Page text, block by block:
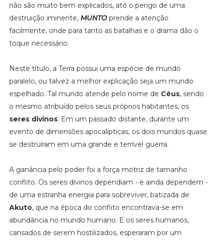
não são muito bem explicados, até o perigo de uma
destruição iminente, MUNTOprende a atenção
facilmente, onde para tanto as batalhas e o drama dão o
toque necessário.
Neste título, a Terra possui uma espécie de mundo
paralelo, ou talvez a melhor explicação seja um mundo
espelhado. Tal mundo atende pelo nome de Céus, sendo
o mesmo atribuído pelos seus próprios habitantes, os
seres divinos. Em um passado distante, durante um
evento de dimensões apocalípticas, os dois mundos quase
se destruíram em uma grande e terrível guerra.
A ganância pelo poder foi a força motriz de tamanho
conflito. Os seres divinos dependiam - e ainda dependem -
de uma estranha energia para sobreviver, batizada de
Akuto, que na época do conflito encontrava-se em
abundância no mundo humano. E os seres humanos,
cansados de serem hostilizados, esperaram por um